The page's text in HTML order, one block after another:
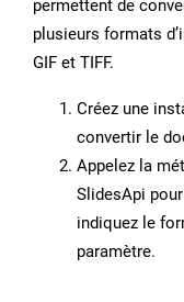
permettent de
plusieurs formats
GIF et TIFF.
Créez une
convertir le
Appelez la
SlidesApi
indiquez le
paramètre.